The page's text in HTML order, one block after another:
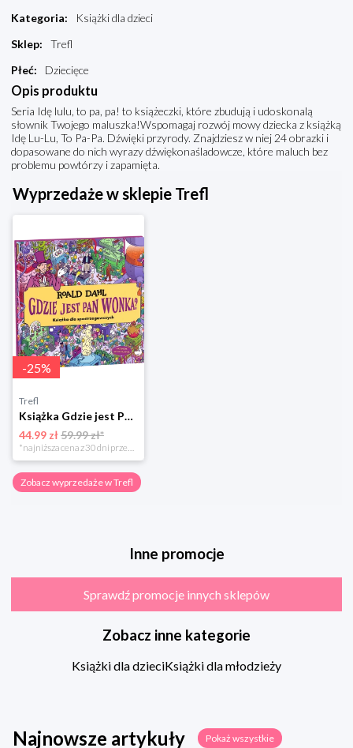
Kategoria:
Książki dla dzieci
Sklep:
Trefl
Płeć: Dziecięce
Opis produktu
Seria Idę lulu, to pa, pa! to książeczki, które zbudują i udoskonalą
słownik Twojego maluszka!Wspomagaj rozwój mowy dziecka z książką
Idę Lu-Lu, To Pa-Pa. Dźwięki przyrody. Znajdziesz w niej 24 obrazki i
dopasowane do nich wyrazy dźwiękonaśladowcze, które maluch bez
problemu powtórzy i zapamięta.
Wyprzedaże w sklepie Trefl
-25%
Trefl
Książka Gdzie jest Pan Wonka?
44.99 zł59.99 zł*
*najniższa cena z 30 dni przed obniżką
Zobacz wyprzedaże w Trefl
Inne promocje
Sprawdź promocje innych sklepów
Zobacz inne kategorie
Książki dla dzieciKsiążki dla młodzieży
Najnowsze artykuły Pokaż wszystkie